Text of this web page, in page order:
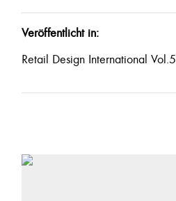
Veröffentlicht in:
Retail Design International Vol.5